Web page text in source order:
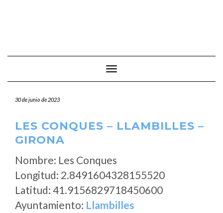
Cambiar modo de navegación
30 de junio de 2023
LES CONQUES – LLAMBILLES –
GIRONA
Nombre: Les Conques
Longitud: 2.8491604328155520
Latitud: 41.9156829718450600
Ayuntamiento: Llambilles